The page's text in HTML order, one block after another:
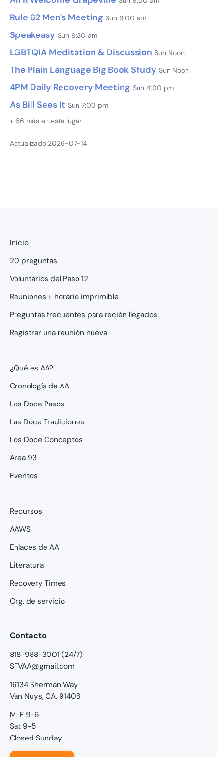
Rule 62 Men's Meeting Sun 9:00 am
Speakeasy Sun 9:30 am
LGBTQIA Meditation & Discussion Sun Noon
The Plain Language Big Book Study Sun Noon
4PM Daily Recovery Meeting Sun 4:00 pm
As Bill Sees It Sun 7:00 pm
+ 66 más en este lugar
Actualizado 2026-07-14
Inicio
20 preguntas
Voluntarios del Paso 12
Reuniones + horario imprimible
Preguntas frecuentes para recién llegados
Registrar una reunión nueva
¿Qué es AA?
Cronología de AA
Los Doce Pasos
Las Doce Tradiciones
Los Doce Conceptos
Área 93
Eventos
Recursos
AAWS
Enlaces de AA
Literatura
Recovery Times
Org. de servicio
Contacto
818-988-3001 (24/7)
SFVAA@gmail.com
16134 Sherman Way
Van Nuys, CA. 91406
M-F 9-6
Sat 9-5
Closed Sunday